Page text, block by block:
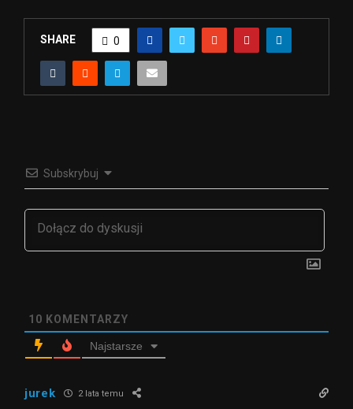
SHARE 0
Subskrybuj
10 KOMENTARZY
Najstarsze
jurek 2 lata temu